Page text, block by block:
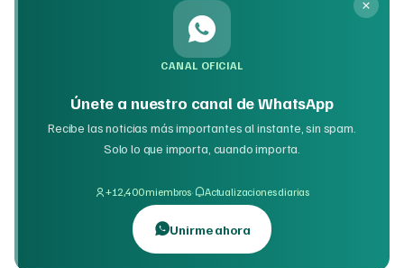
CANAL OFICIAL
Únete a nuestro canal de WhatsApp
Recibe las noticias más importantes al instante, sin spam.
Solo lo que importa, cuando importa.
+12,400 miembros· Actualizaciones diarias
Unirme ahora